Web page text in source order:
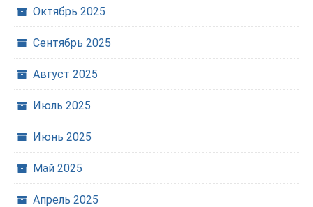
Октябрь 2025
Сентябрь 2025
Август 2025
Июль 2025
Июнь 2025
Май 2025
Апрель 2025